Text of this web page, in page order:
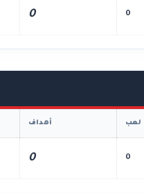
0
0
لعب أهداف
0
0